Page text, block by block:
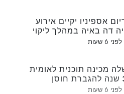
אספיניו יקיים אירוע
דה באיה במהלך ליקוי
לפני 6 שעות
מכינה תוכנית לאומית
בת 30 שנה להגברת חוסן
נגד רעידות אדמה גדולותלפני 6 שעות